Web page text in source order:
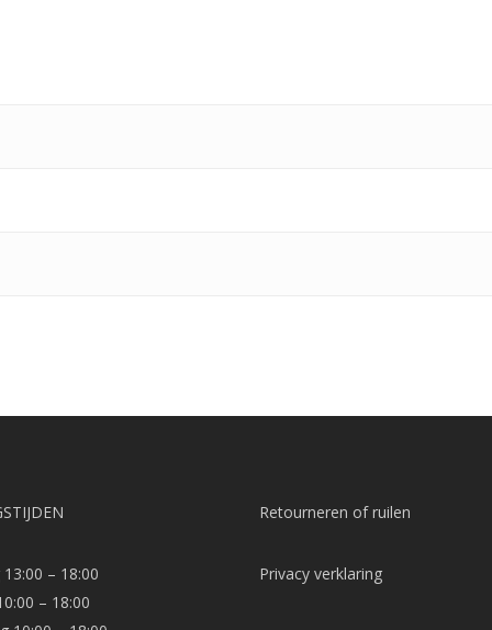
– 18:00
– 18:00
Retourneren of ruilen
Privacy verklaring